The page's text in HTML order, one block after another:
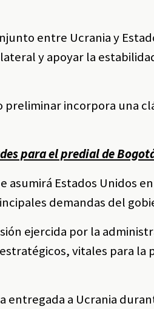
entre Ucrania y
y apoyar la
incorpora una
para el predial de
asumirá Estados Unidos
demandas del
ejercida por la
vitales para la
entregada a Ucrania